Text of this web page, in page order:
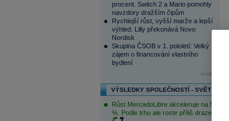
procent. Switch 2 a Mario pomohly
navzdory dražším čipům
Rychlejší růst, vyšší marže a lepší
výhled. Lilly překonává Novo
Nordisk
Skupina ČSOB v 1. pololetí: Velký
zájem o financování vlastního
bydlení
více...
VÝSLEDKY SPOLEČNOSTÍ - SVĚT
Růst MercadoLibre akceleruje na 50
%. Podle trhu ale roste příliš draze